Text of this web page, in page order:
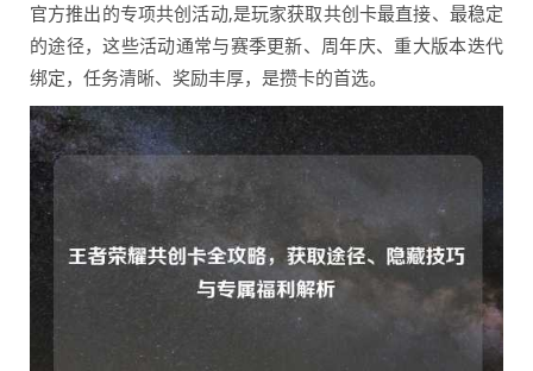
官方推出的专项共创活动,是玩家获取共创卡最直接、最稳定
的途径，这些活动通常与赛季更新、周年庆、重大版本迭代
绑定，任务清晰、奖励丰厚，是攒卡的首选。